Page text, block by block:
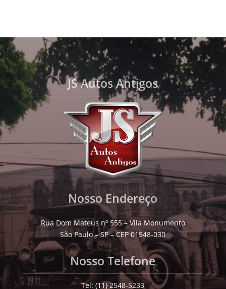
JS Autos Antigos
Nosso Endereço
Rua Dom Mateus nº 555 – Vila Monumento
São Paulo – SP – CEP 01548-030
Nosso Telefone
Tel: (11) 2548-5233